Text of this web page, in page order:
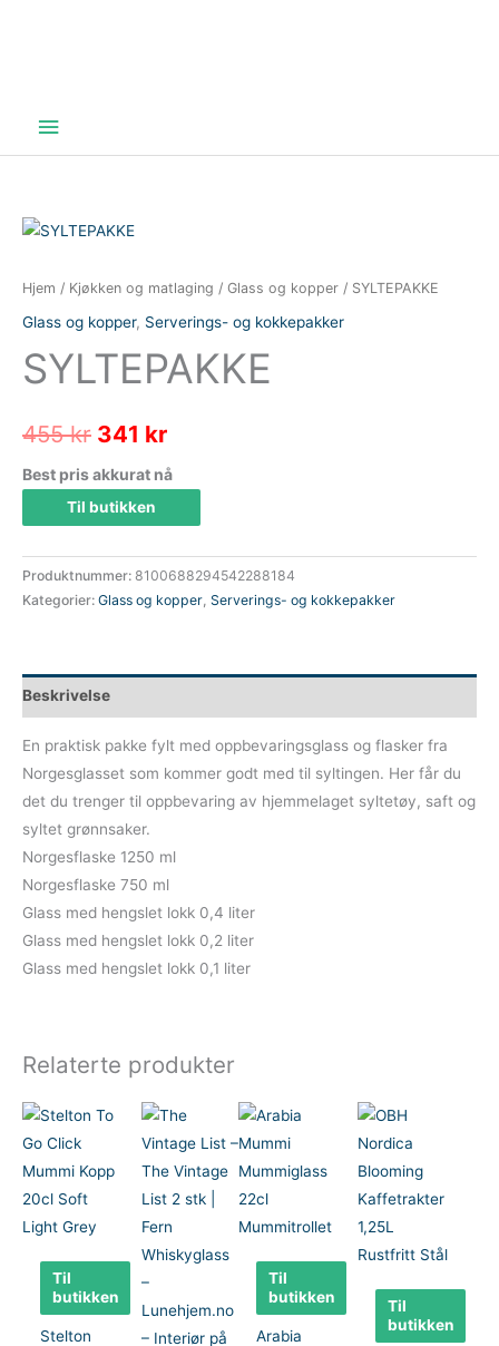
Hovedmeny
Hjem / Kjøkken og matlaging / Glass og kopper / SYLTEPAKKE
Glass og kopper, Serverings- og kokkepakker
SYLTEPAKKE
455kr Opprinnelig
pris
var:
455 kr.
341 krNåværende
pris
341 kr.
Best pris akkurat nå
Til butikken
Produktnummer: 8100688294542288184
Kategorier: Glass og kopper, Serverings- og kokkepakker
Beskrivelse
En praktisk pakke fylt med oppbevaringsglass og flasker fra
Norgesglasset som kommer godt med til syltingen. Her får du
det du trenger til oppbevaring av hjemmelaget syltetøy, saft og
syltet grønnsaker.
Norgesflaske 1250 ml
Norgesflaske 750 ml
Glass med hengslet lokk 0,4 liter
Glass med hengslet lokk 0,2 liter
Glass med hengslet lokk 0,1 liter
Relaterte produkter
Til
butikken
Stelton
Til
butikken
Arabia
Til
butikken